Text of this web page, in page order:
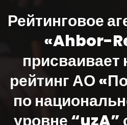
Рейтинговое
«Ahbor-
рейтинг АО
по